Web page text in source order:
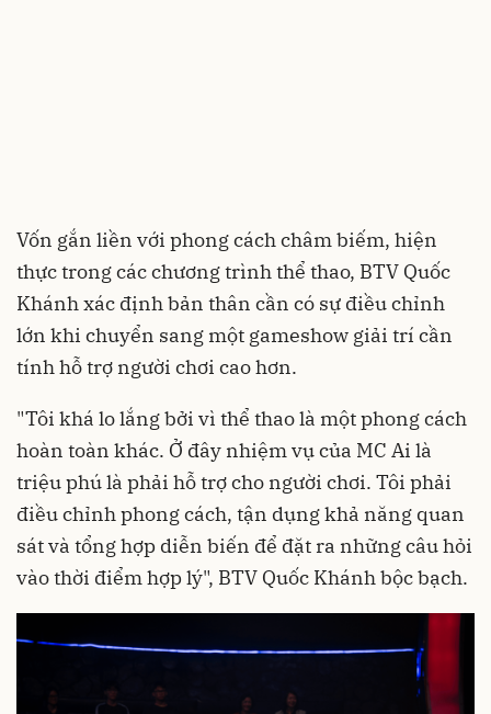
Vốn gắn liền với phong cách châm biếm, hiện
thực trong các chương trình thể thao, BTV Quốc
Khánh xác định bản thân cần có sự điều chỉnh
lớn khi chuyển sang một gameshow giải trí cần
tính hỗ trợ người chơi cao hơn.
"Tôi khá lo lắng bởi vì thể thao là một phong cách
hoàn toàn khác. Ở đây nhiệm vụ của MC Ai là
triệu phú là phải hỗ trợ cho người chơi. Tôi phải
điều chỉnh phong cách, tận dụng khả năng quan
sát và tổng hợp diễn biến để đặt ra những câu hỏi
vào thời điểm hợp lý", BTV Quốc Khánh bộc bạch.